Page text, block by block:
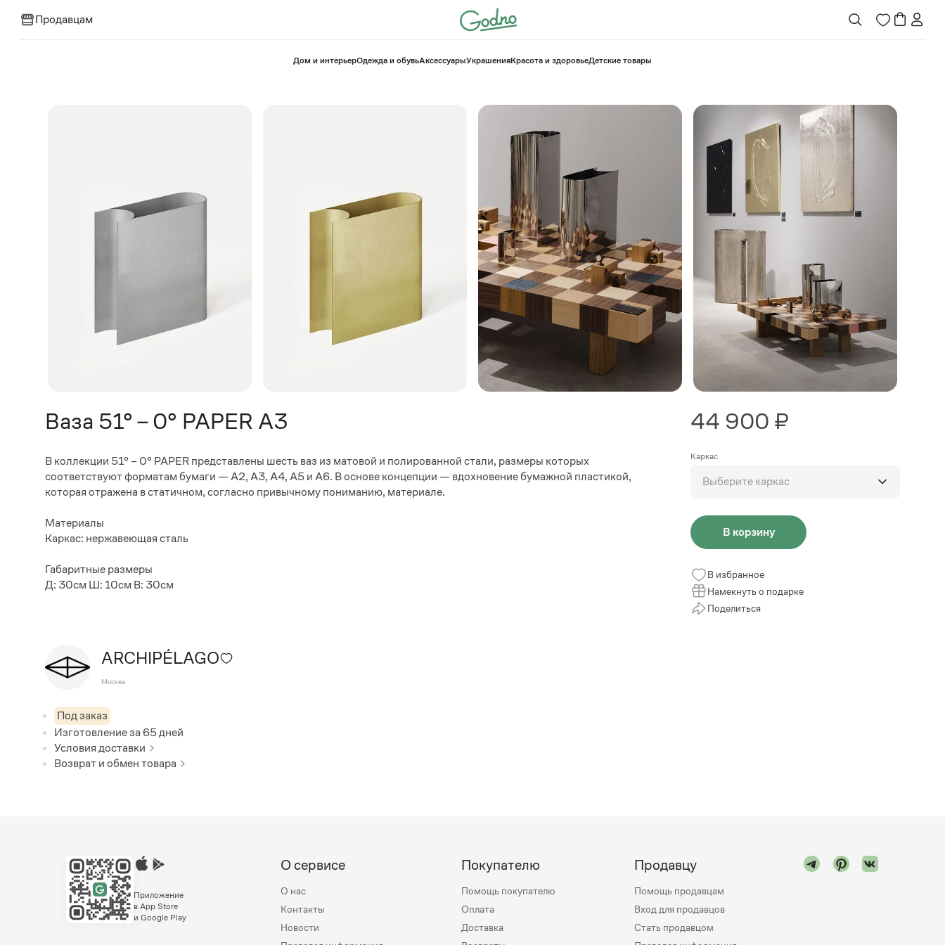
Продавцам
⁠Дом и интерьерОдежда и обувьАксессуарыУкрашенияКрасота и здоровье⁠Детские товары
Ваза 51° – 0° PAPER A3
В коллекции 51° – 0° PAPER представлены шесть ваз из матовой и полированной стали, размеры которых
соответствуют форматам бумаги — А2, А3, А4, А5 и А6. В основе концепции — вдохновение бумажной пластикой,
которая отражена в статичном, согласно привычному пониманию, материале.
Материалы
Каркас: нержавеющая сталь
Габаритные размеры
Д: 30см Ш: 10см В: 30см
ARCHIPÉLAGO
Москва
Под заказ
Изготовление за 65дней
Условия доставки
Возврат и обмен товара
44 900 ₽
Каркас
Выберите каркас
В корзину
В избранное
Намекнуть о подарке
Поделиться
Приложение
в App Store
и Google Play
О сервисе
О нас
Контакты
Новости
Покупателю
Помощь покупателю
Оплата
Доставка
Продавцу
Помощь продавцам
Вход для продавцов
Стать продавцом